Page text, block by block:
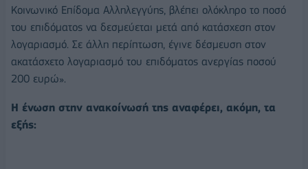
Κοινωνικό Επίδομα Αλληλεγγύης, βλέπει ολόκληρο το ποσό
του επιδόματος να δεσμεύεται μετά από κατάσχεση στον
λογαριασμό. Σε άλλη περίπτωση, έγινε δέσμευση στον
ακατάσχετο λογαριασμό του επιδόματος ανεργίας ποσού
200 ευρώ».
Η ένωση στην ανακοίνωσή της αναφέρει, ακόμη, τα
εξής: